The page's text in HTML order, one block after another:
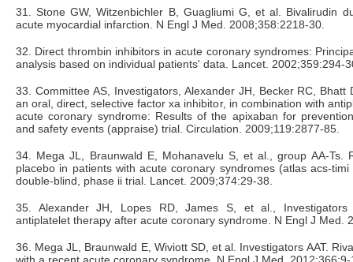
31. Stone GW, Witzenbichler B, Guagliumi G, et al. Bivalirudin
acute myocardial infarction. N Engl J Med. 2008;358:2218-30.
32. Direct thrombin inhibitors in acute coronary syndromes:
analysis based on individual patients' data. Lancet. 2002;359:294-
33. Committee AS, Investigators, Alexander JH, Becker RC, Bhatt
an oral, direct, selective factor xa inhibitor, in combination with
acute coronary syndrome: Results of the apixaban for
and safety events (appraise) trial. Circulation. 2009;119:2877-85.
34. Mega JL, Braunwald E, Mohanavelu S, et al., group AA-Ts.
placebo in patients with acute coronary syndromes (atlas acs-
double-blind, phase ii trial. Lancet. 2009;374:29-38.
35. Alexander JH, Lopes RD, James S, et al., Investigators
antiplatelet therapy after acute coronary syndrome. N Engl J Med.
36. Mega JL, Braunwald E, Wiviott SD, et al. Investigators AAT.